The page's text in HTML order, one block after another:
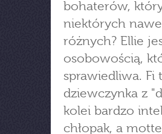
bohaterów,
niektórych
różnych? Ellie
osobowością,
sprawiedliwa. Fi
dziewczynka z
kolei bardzo
chłopak, a